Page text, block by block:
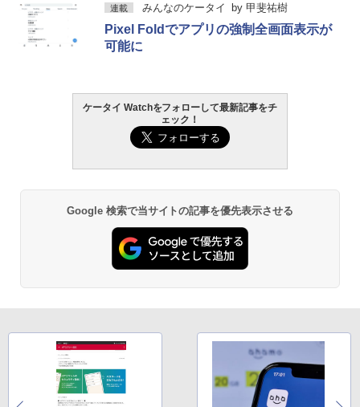
連載 みんなのケータイ by 甲斐祐樹
Pixel Foldでアプリの強制全画面表示が
可能に
ケータイ Watchをフォローして最新記事をチ
ェック！
Google 検索で当サイトの記事を優先表示させる